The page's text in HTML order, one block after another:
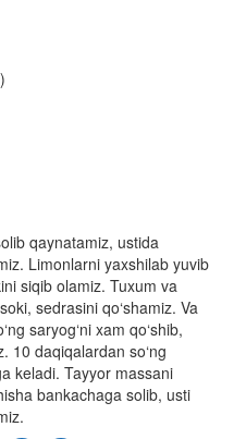
qaynatamiz, ustida
Limonlarni yaxshilab yuvib
siqib olamiz. Tuxum va
sedrasini qo‘shamiz. Va
saryog‘ni xam qo‘shib,
10 daqiqalardan so‘ng
keladi. Tayyor massani
bankachaga solib, usti